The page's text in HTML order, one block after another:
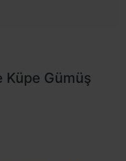
Küpe Gümüş